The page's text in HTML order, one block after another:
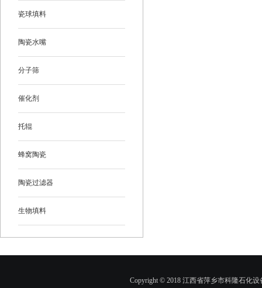
瓷球填料
陶瓷水嘴
分子筛
催化剂
托辊
蜂窝陶瓷
陶瓷过滤器
生物填料
Copyright © 2018 江西省萍乡市科隆石化